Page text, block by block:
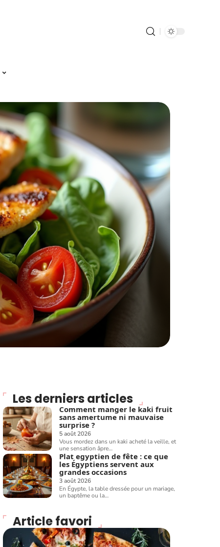
Les derniers articles
Comment manger le kaki fruit
sans amertume ni mauvaise
surprise ?
5 août 2026
Vous mordez dans un kaki acheté la veille, et
une sensation âpre…
Plat egyptien de fête : ce que
les Égyptiens servent aux
grandes occasions
3 août 2026
En Égypte, la table dressée pour un mariage,
un baptême ou la…
Article favori